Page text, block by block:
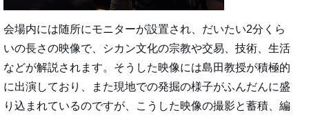
会場内には随所にモニターが設置され、だいたい2分くら
いの長さの映像で、シカン文化の宗教や交易、技術、生活
などが解説されます。そうした映像には島田教授が積極的
に出演しており、また現地での発掘の様子がふんだんに盛
り込まれているのですが、こうした映像の撮影と蓄積、編